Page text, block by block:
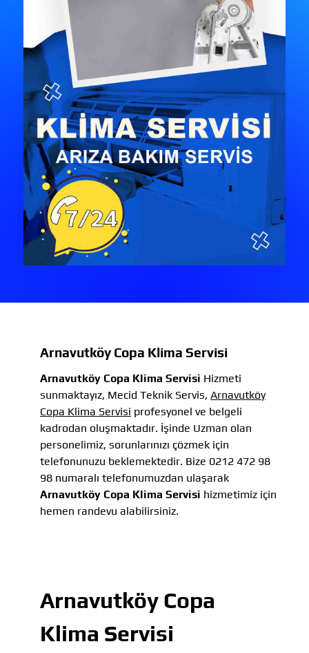
Arnavutköy Copa Klima Servisi
Arnavutköy Copa Klima Servisi Hizmeti
sunmaktayız, Mecid Teknik Servis, Arnavutköy
Copa Klima Servisi profesyonel ve belgeli
kadrodan oluşmaktadır. İşinde Uzman olan
personelimiz, sorunlarınızı çözmek için
telefonunuzu beklemektedir. Bize 0212 472 98
98 numaralı telefonumuzdan ulaşarak
Arnavutköy Copa Klima Servisi hizmetimiz için
hemen randevu alabilirsiniz.
Arnavutköy Copa
Klima Servisi